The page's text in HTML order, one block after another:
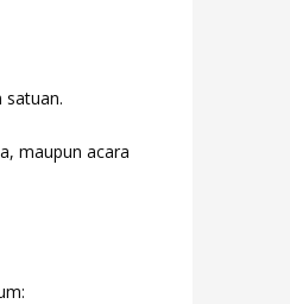
satuan.
maupun acara